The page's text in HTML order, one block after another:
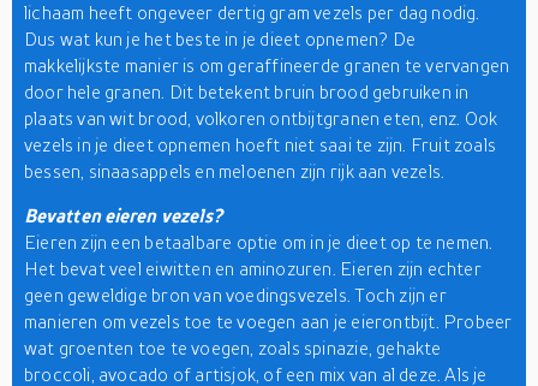
lichaam heeft ongeveer dertig gram vezels per dag nodig.
Dus wat kun je het beste in je dieet opnemen? De
makkelijkste manier is om geraffineerde granen te vervangen
door hele granen. Dit betekent bruin brood gebruiken in
plaats van wit brood, volkoren ontbijtgranen eten, enz. Ook
vezels in je dieet opnemen hoeft niet saai te zijn. Fruit zoals
bessen, sinaasappels en meloenen zijn rijk aan vezels.
Bevatten eieren vezels?
Eieren zijn een betaalbare optie om in je dieet op te nemen.
Het bevat veel eiwitten en aminozuren. Eieren zijn echter
geen geweldige bron van voedingsvezels. Toch zijn er
manieren om vezels toe te voegen aan je eierontbijt. Probeer
wat groenten toe te voegen, zoals spinazie, gehakte
broccoli, avocado of artisjok, of een mix van al deze. Als je